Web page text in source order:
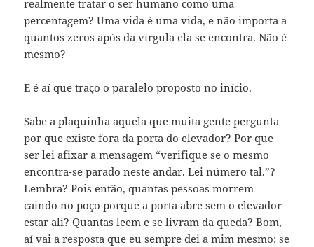
realmente tratar o ser humano como uma
percentagem? Uma vida é uma vida, e não importa a
quantos zeros após da vírgula ela se encontra. Não é
mesmo?
E é aí que traço o paralelo proposto no início.
Sabe a plaquinha aquela que muita gente pergunta
por que existe fora da porta do elevador? Por que
ser lei afixar a mensagem “verifique se o mesmo
encontra-se parado neste andar. Lei número tal.”?
Lembra? Pois então, quantas pessoas morrem
caindo no poço porque a porta abre sem o elevador
estar ali? Quantas leem e se livram da queda? Bom,
aí vai a resposta que eu sempre dei a mim mesmo: se